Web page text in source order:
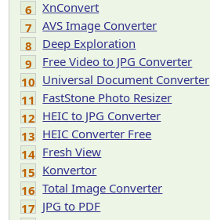
6
XnConvert
7
AVS Image Converter
8
Deep Exploration
9
Free Video to JPG Converter
10 Universal Document Converter
11 FastStone Photo Resizer
12 HEIC to JPG Converter
13 HEIC Converter Free
14 Fresh View
15 Konvertor
16 Total Image Converter
17 JPG to PDF